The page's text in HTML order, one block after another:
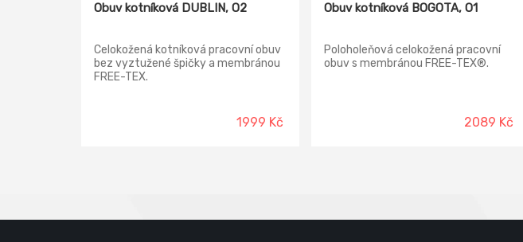
Obuv kotníková DUBLIN, O2
Celokožená kotníková pracovní obuv
bez vyztužené špičky a membránou
FREE-TEX.
1999 Kč
Obuv kotníková BOGOTA, O1
Poloholeňová celokožená pracovní
obuv s membránou FREE-TEX®.
2089 Kč